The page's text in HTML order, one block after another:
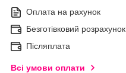
Оплата на рахунок
Безготівковий розрахунок
Післяплата
Всі умови оплати